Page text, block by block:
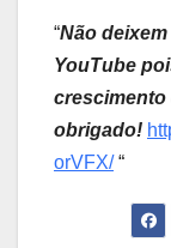
“Não
YouTube
crescimento
obrigado!
orVFX/“